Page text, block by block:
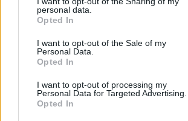
grant or deny consent to Google and its
use your data for below specified purposes
consent section.
personal data.
Opted In
I want to opt-out of the Sale of my
Personal Data.
Opted In
I want to opt-out of processing my
Personal Data for Targeted Advertising.
Opted In